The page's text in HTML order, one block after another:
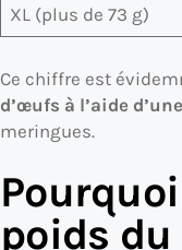
XL (plus de 73 g)
Ce chiffre est
d’œufs à l’aide
meringues.
poids